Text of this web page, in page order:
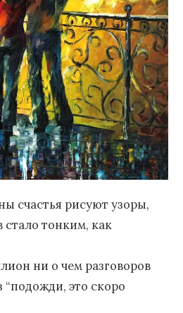
счастья рисуют узоры,
тонким, как
ни о чем разговоров
“подожди, это скоро